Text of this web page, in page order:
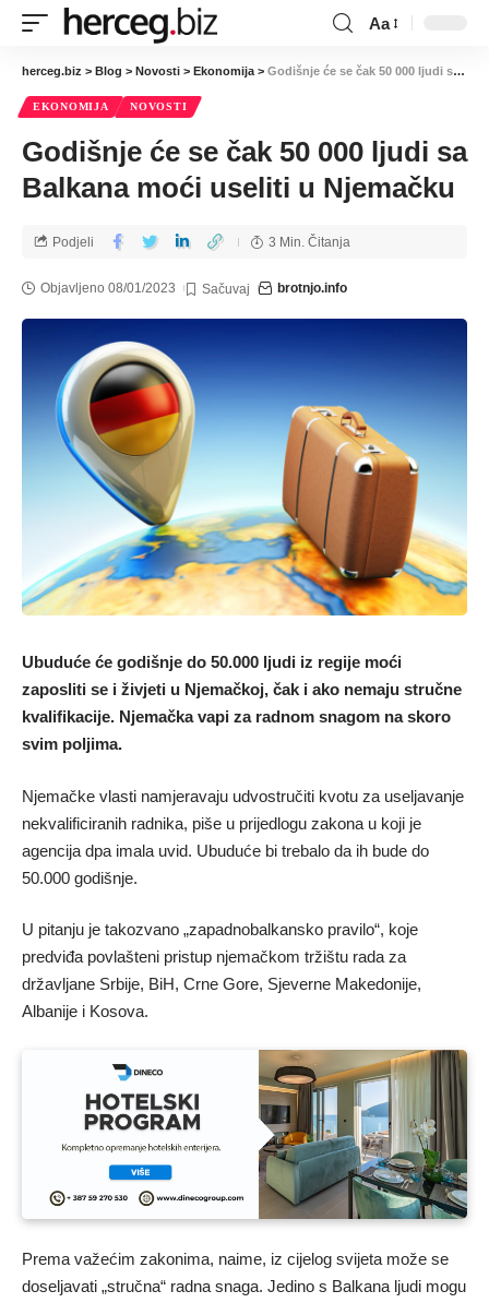
Aa
herceg.biz > Blog > Novosti > Ekonomija > Godišnje će se čak 50 000 ljudi sa Balkana moći useliti u Njemačku
EKONOMIJA NOVOSTI
Godišnje će se čak 50 000 ljudi sa
Balkana moći useliti u Njemačku
Objavljeno 08/01/2023 brotnjo.info
Podjeli 3 Min. Čitanja
Ubuduće će godišnje do 50.000 ljudi iz regije moći
zaposliti se i živjeti u Njemačkoj, čak i ako nemaju stručne
kvalifikacije. Njemačka vapi za radnom snagom na skoro
svim poljima.
Njemačke vlasti namjeravaju udvostručiti kvotu za useljavanje
nekvalificiranih radnika, piše u prijedlogu zakona u koji je
agencija dpa imala uvid. Ubuduće bi trebalo da ih bude do
50.000 godišnje.
U pitanju je takozvano „zapadnobalkansko pravilo“, koje
predviđa povlašteni pristup njemačkom tržištu rada za
državljane Srbije, BiH, Crne Gore, Sjeverne Makedonije,
Albanije i Kosova.
Prema važećim zakonima, naime, iz cijelog svijeta može se
doseljavati „stručna“ radna snaga. Jedino s Balkana ljudi mogu